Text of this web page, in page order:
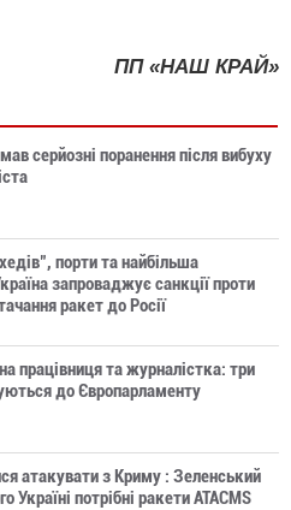
ПП «НАШ КРАЙ»
серйозні поранення після вибуху
порти та найбільша
запроваджує санкції проти
ракет до Росії
працівниця та журналістка: три
до Європарламенту
атакувати з Криму : Зеленський
Україні потрібні ракети ATACMS